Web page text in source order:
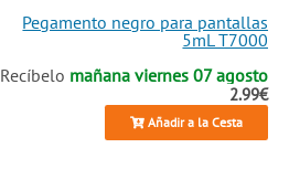
Pegamento negro para pantallas
5mL T7000
Recíbelo mañana viernes 07 agosto
2.99€
Añadir a la Cesta